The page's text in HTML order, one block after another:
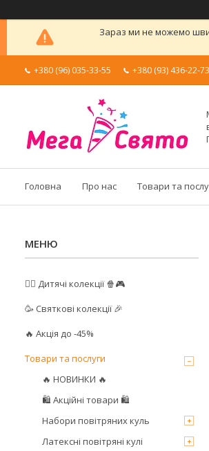
Зараз ми не можемо
+380 (96) 035-33-55 +380 (93) 436-22-73
Головна Про нас Товари та
🦸‍♂️ Дитячі колекції 🍿🎮
🥳 Святкові колекції 🎉
🔥 Акція до -45%
Товари та послуги
🔥 НОВИНКИ 🔥
🛍 Акційні товари 🛍
Набори повітряних куль
Латексні повітряні кулі